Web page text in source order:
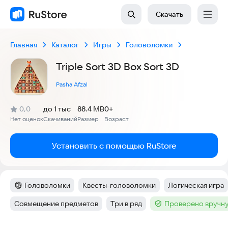
Скачать
Главная Каталог Игры Головоломки
Triple Sort 3D Box Sort 3D
Pasha Afzal
Рейтинг:
0,0
(
Нет оценок
)
Скачиваний
до 1 тыс
Размер
88.4 MB
Возраст
0+
Установить с помощью RuStore
Категория:
Головоломки Тег:
Квесты-головоломки Тег :
Логическая игра
Тег:
Совмещение предметов Тег:
Три в ряд Тег :Проверено